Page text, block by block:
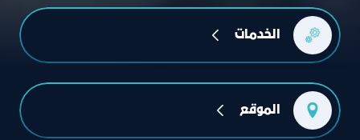
الخدمات
الموقع